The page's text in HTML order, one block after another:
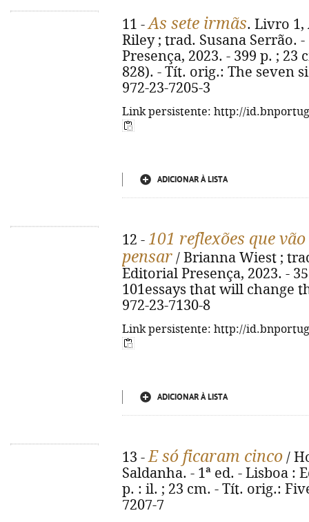
11 -As sete irmãs. Livro 1,
Riley ; trad. Susana Serrão.
Presença, 2023. - 399 p. ;
828). - Tít. orig.: The seven
972-23-7205-3
Link persistente: http://
ADICIONAR À LISTA
12 - 101 reflexões que
pensar / Brianna Wiest ;
Editorial Presença, 2023. -
101essays that will change
972-23-7130-8
Link persistente: http://
ADICIONAR À LISTA
13 -E só ficaram cinco /
Saldanha. - 1ª ed. - Lisboa :
p. : il. ; 23 cm. - Tít. orig.:
7207-7